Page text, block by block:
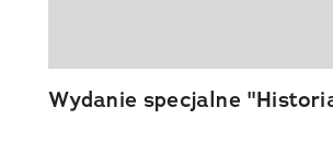
Wydanie specjalne